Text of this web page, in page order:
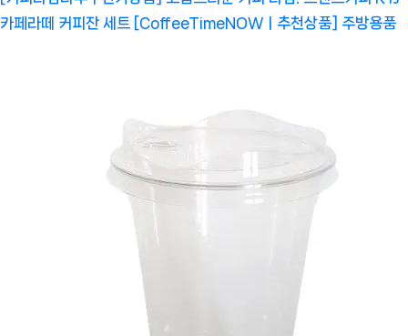
카페라떼 커피잔 세트 [CoffeeTimeNOWㅣ추천상품] 주방용품